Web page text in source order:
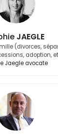
JAEGLE
(divorces,
adoption,
Jaegle avocate